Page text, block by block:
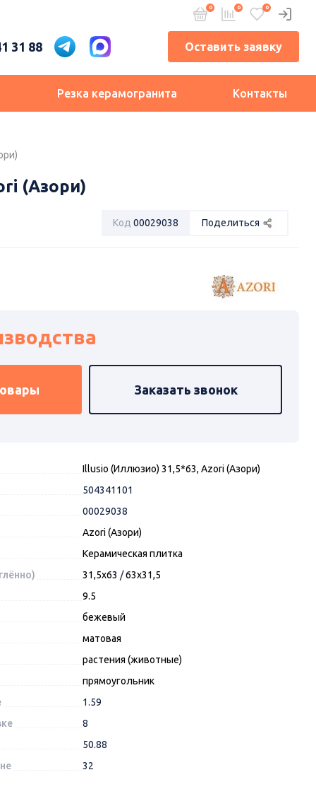
31 88 Оставить заявку
Резка керамогранита Контакты
(Азори)
Код 00029038 Поделиться
Заказать звонок
Illusio (Иллюзио) 31,5*63, Azori (Азори)
504341101
00029038
Azori (Азори)
Керамическая плитка
31,5x63 /63x31,5
9.5
бежевый
матовая
растения (животные)
прямоугольник
1.59
8
50.88
32